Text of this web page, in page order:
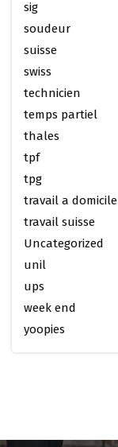
sig
soudeur
suisse
swiss
technicien
temps partiel
thales
tpf
tpg
travail a domicile
travail suisse
Uncategorized
unil
ups
week end
yoopies